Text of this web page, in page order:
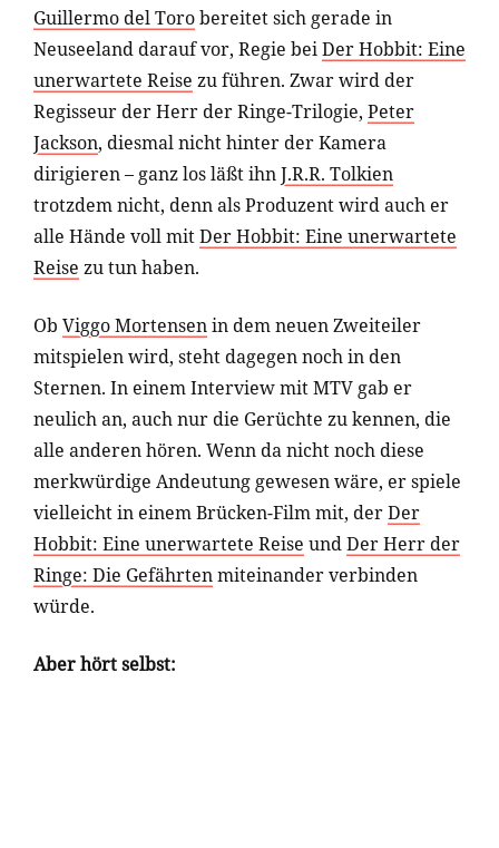
Guillermo del Torobereitet sich gerade in
Neuseeland darauf vor, Regie beiDer Hobbit: Eine
unerwartete Reise zu führen. Zwar wird der
Regisseur der Herr der Ringe-Trilogie, Peter
Jackson, diesmal nicht hinter der Kamera
dirigieren – ganz los läßt ihnJ.R.R. Tolkien
trotzdem nicht, denn als Produzent wird auch er
alle Hände voll mitDer Hobbit: Eine unerwartete
Reise zu tun haben.
Ob Viggo Mortensenin dem neuen Zweiteiler
mitspielen wird, steht dagegen noch in den
Sternen. In einem Interview mit MTV gab er
neulich an, auch nur die Gerüchte zu kennen, die
alle anderen hören. Wenn da nicht noch diese
merkwürdige Andeutung gewesen wäre, er spiele
vielleicht in einem Brücken-Film mit, derDer
Hobbit: Eine unerwartete Reise undDer Herr der
Ringe: Die Gefährtenmiteinander verbinden
würde.
Aber hört selbst: